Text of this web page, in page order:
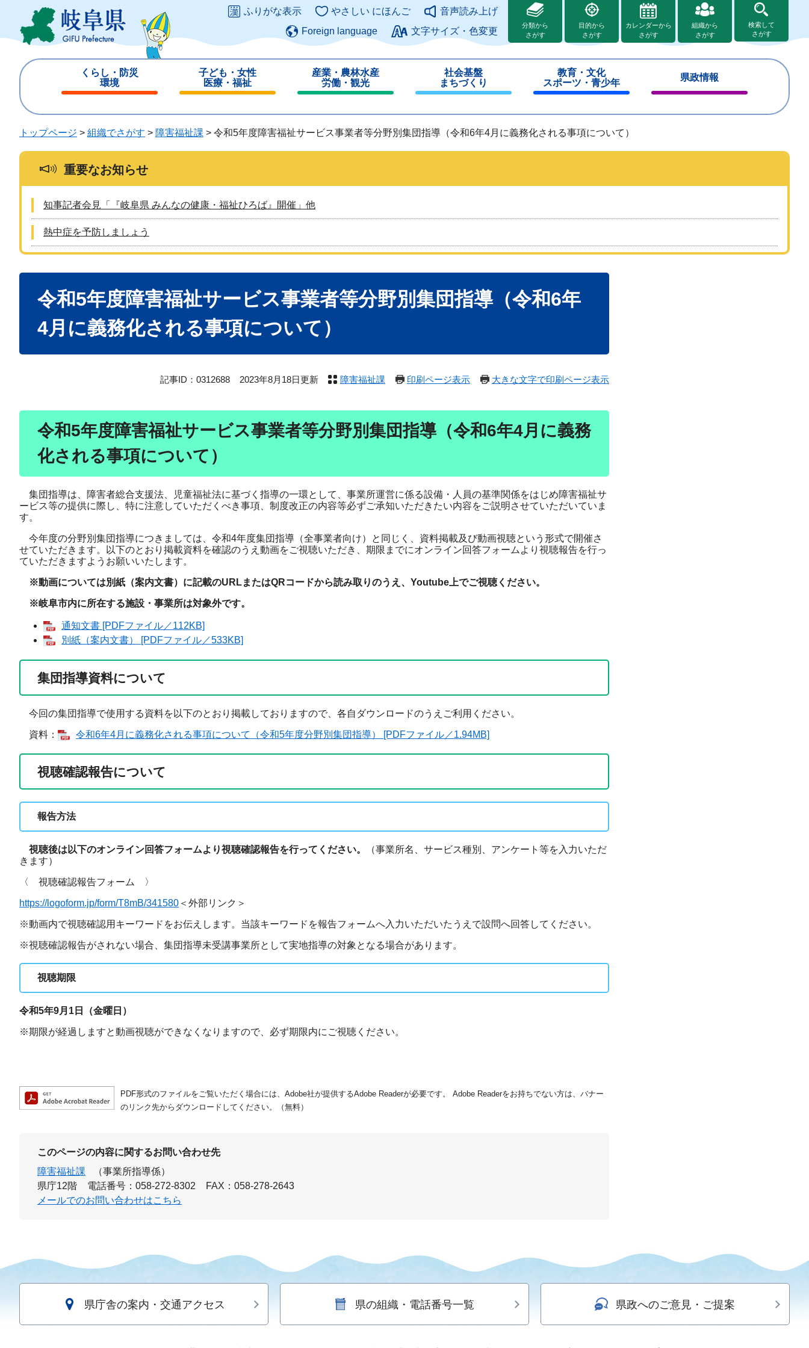
ジ
ュ
このページの本文へ
ふりがな表示 やさしい にほんご
音声読み上げ
Foreign language
文字サイズ・色変更
分類から
さがす
目的から
さがす
カレンダーから
さがす
組織から
さがす
検索して
さがす
くらし・防災
環境
じ
子ども・女性
医療・福祉
じ
る
産業・農林水産
労働・観光
じ
る
社会基盤
まちづくり
じ
る
教育・文化
スポーツ・青少年
じ
る
県政情報
じ
トップページ > 組織でさがす > 障害福祉課 > 令和5年度障害福祉サービス事業者等分野別集団指導（令和6年4月に義務化される事項について）
重要なお知らせ
知事記者会見「『岐阜県 みんなの健康・福祉ひろば』開催」他
熱中症を予防しましょう
令和5年度障害福祉サービス事業者等分野別集団指導（令和6年
4月に義務化される事項について）
記事ID：0312688 2023年8月18日更新 障害福祉課 印刷ページ表示 大きな文字で印刷ページ表示
令和5年度障害福祉サービス事業者等分野別集団指導（令和6年4月に義務
化される事項について）
集団指導は、障害者総合支援法、児童福祉法に基づく指導の一環として、事業所運営に係る設備・人員の基準関係をはじめ障害福祉サ
ービス等の提供に際し、特に注意していただくべき事項、制度改正の内容等必ずご承知いただきたい内容をご説明させていただいていま
す。
今年度の分野別集団指導につきましては、令和4年度集団指導（全事業者向け）と同じく、資料掲載及び動画視聴という形式で開催さ
せていただきます。以下のとおり掲載資料を確認のうえ動画をご視聴いただき、期限までにオンライン回答フォームより視聴報告を行っ
ていただきますようお願いいたします。
※動画については別紙（案内文書）に記載のURLまたはQRコードから読み取りのうえ、Youtube上でご視聴ください。
※岐阜市内に所在する施設・事業所は対象外です。
通知文書 [PDFファイル／112KB]
別紙（案内文書） [PDFファイル／533KB]
集団指導資料について
今回の集団指導で使用する資料を以下のとおり掲載しておりますので、各自ダウンロードのうえご利用ください。
資料： 令和6年4月に義務化される事項について（令和5年度分野別集団指導） [PDFファイル／1.94MB]
視聴確認報告について
報告方法
視聴後は以下のオンライン回答フォームより視聴確認報告を行ってください。
（事業所名、サービス種別、アンケート等を入力いただ
きます）
〈 視聴確認報告フォーム 〉
https://logoform.jp/form/T8mB/341580 ＜外部リンク＞
※動画内で視聴確認用キーワードをお伝えします。当該キーワードを報告フォームへ入力いただいたうえで設問へ回答してください。
※視聴確認報告がされない場合、集団指導未受講事業所として実地指導の対象となる場合があります。
視聴期限
令和5年9月1日（金曜日）
※期限が経過しますと動画視聴ができなくなりますので、必ず期限内にご視聴ください。
PDF形式のファイルをご覧いただく場合には、Adobe社が提供するAdobe Readerが必要です。
Adobe Readerをお持ちでない方は、バナー
のリンク先からダウンロードしてください。（無料）
このページの内容に関するお問い合わせ先
障害福祉課
（事業所指導係）
県庁12階
電話番号：058-272-8302
FAX：058-278-2643
メールでのお問い合わせはこちら
県庁舎の案内・交通アクセス 県の組織・電話番号一覧 県政へのご意見・ご提案